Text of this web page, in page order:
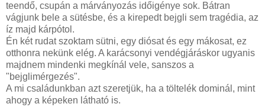
teendő, csupán a márványozás időigénye sok. Bátran
vágjunk bele a sütésbe, és a kirepedt bejgli sem tragédia, az
íz majd kárpótol.
Én két rudat szoktam sütni, egy diósat és egy mákosat, ez
otthonra nekünk elég. A karácsonyi vendégjáráskor ugyanis
majdnem mindenki megkínál vele, sanszos a
"bejglimérgezés".
A mi családunkban azt szeretjük, ha a töltelék dominál, mint
ahogy a képeken látható is.